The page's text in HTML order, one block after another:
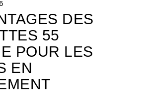
DES
55
POUR LES
EN